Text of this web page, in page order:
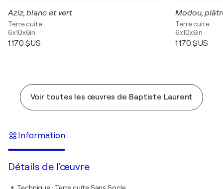
Aziz, blanc et vert
Terre cuite
6x10x6in
1 170 $US
Modou,
Terre cuite
6x10x6in
1 170 $US
Voir toutes les œuvres de Baptiste Laurent
Information
Détails de l'œuvre